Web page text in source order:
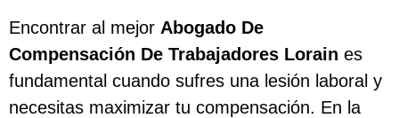
Encontrar al mejor Abogado De
Compensación De Trabajadores Lorain es
fundamental cuando sufres una lesión laboral y
necesitas maximizar tu compensación. En la